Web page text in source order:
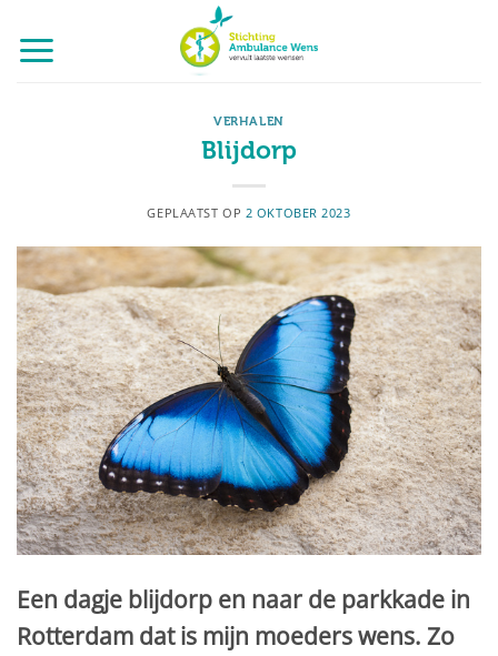
naar
inhoud
VERHALEN
Blijdorp
GEPLAATST OP 2 OKTOBER 2023
Een dagje blijdorp en naar de parkkade in
Rotterdam dat is mijn moeders wens. Zo